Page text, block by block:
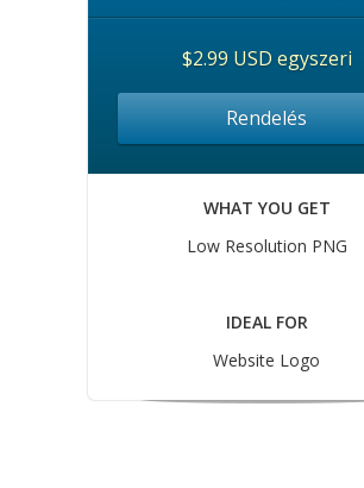
$2.99 USD egyszeri
Rendelés
WHAT YOU GET
Low Resolution PNG
IDEAL FOR
Website Logo